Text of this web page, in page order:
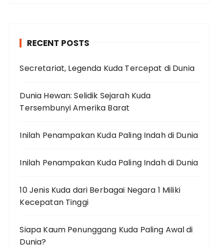
RECENT POSTS
Secretariat, Legenda Kuda Tercepat di Dunia
Dunia Hewan: Selidik Sejarah Kuda
Tersembunyi Amerika Barat
Inilah Penampakan Kuda Paling Indah di Dunia
Inilah Penampakan Kuda Paling Indah di Dunia
10 Jenis Kuda dari Berbagai Negara 1 Miliki
Kecepatan Tinggi
Siapa Kaum Penunggang Kuda Paling Awal di
Dunia?